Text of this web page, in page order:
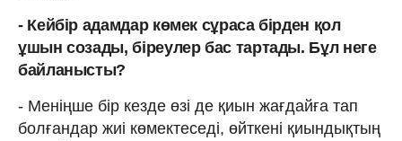
- Кейбір адамдар көмек сұраса бірден қол
ұшын созады, біреулер бас тартады. Бұл неге
байланысты?
- Меніңше бір кезде өзі де қиын жағдайға тап
болғандар жиі көмектеседі, өйткені қиындықтың